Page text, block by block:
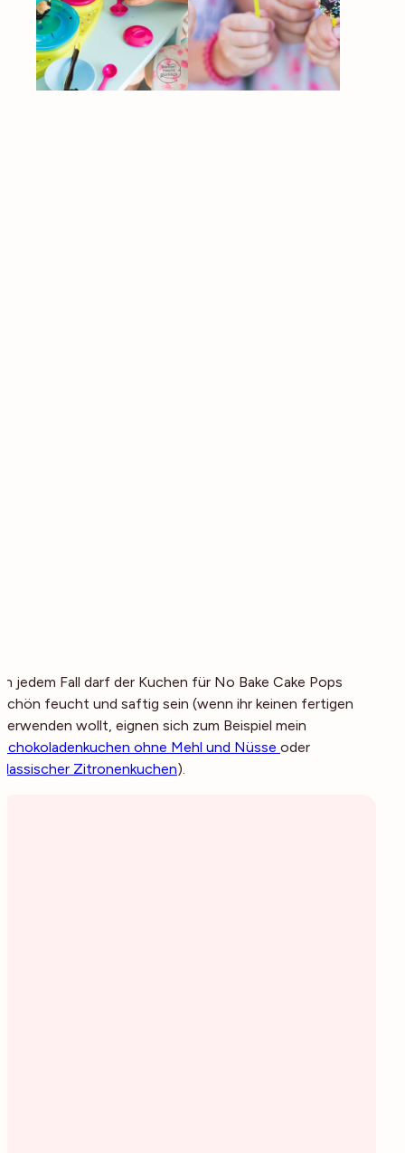
In jedem Fall darf der Kuchen für No Bake Cake Pops
schön feucht und saftig sein (wenn ihr keinen fertigen
verwenden wollt, eignen sich zum Beispiel mein
Schokoladenkuchen ohne Mehl und Nüsse oder
klassischer Zitronenkuchen).